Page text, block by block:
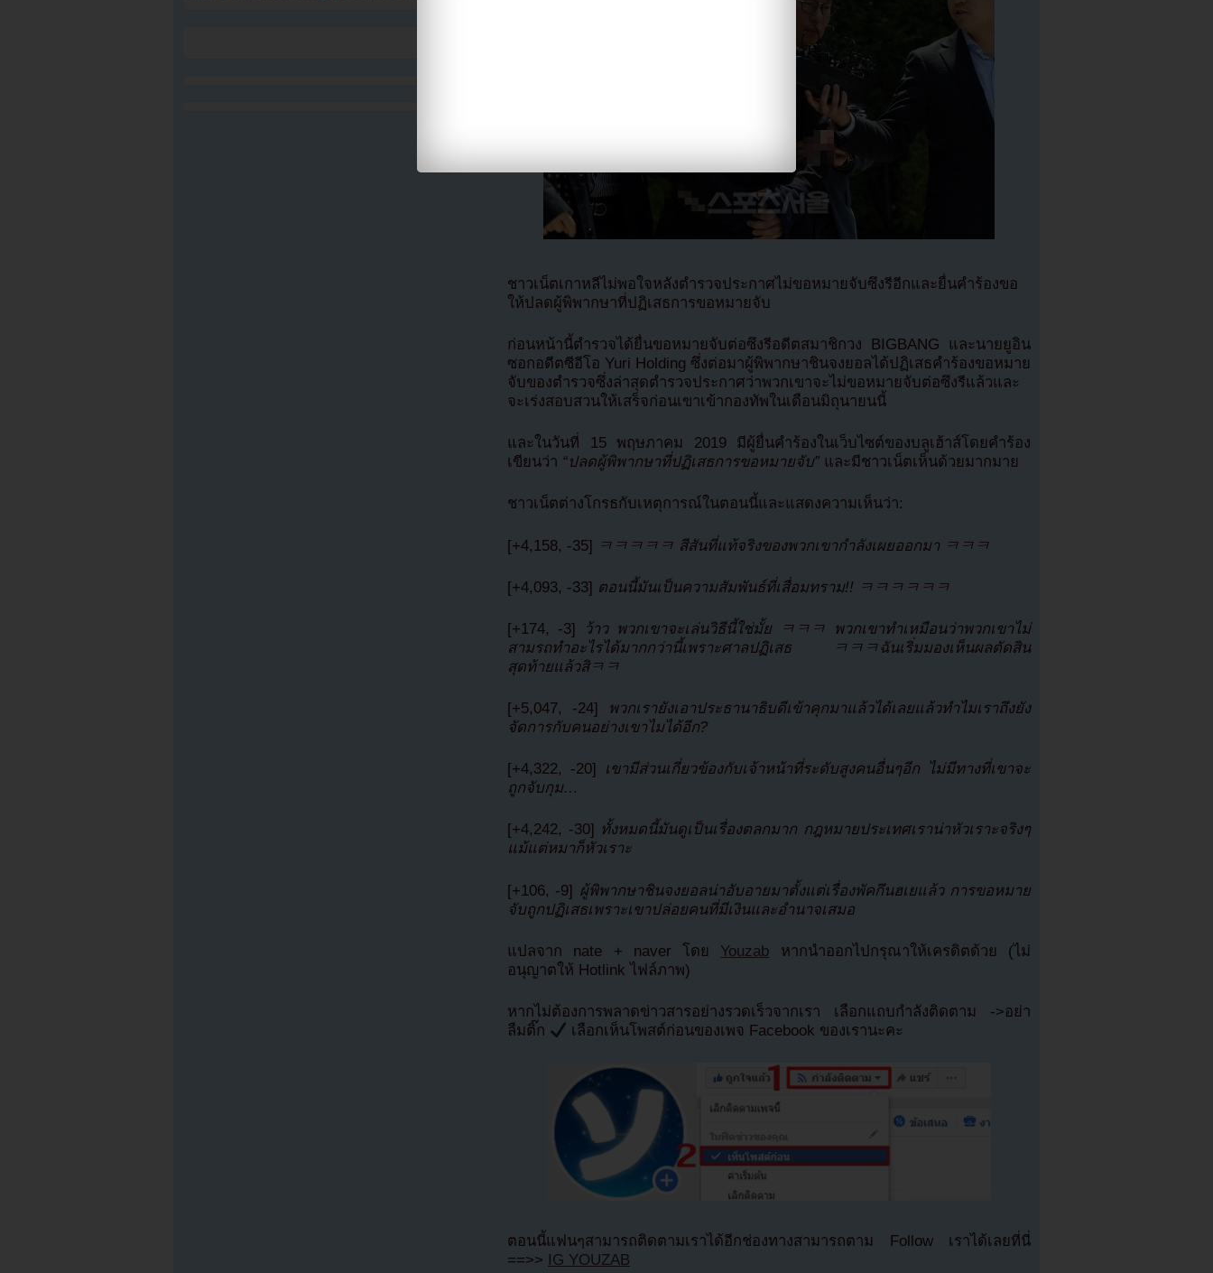
ชาวเน็ตเกาหลีไม่พอใจหลังตำรวจประกาศไม่ขอหมายจับซึงรีอีกและยื่นคำร้องขอ
ให้ปลดผู้พิพากษาที่ปฏิเสธการขอหมายจับ
ก่อนหน้านี้ตำรวจได้ยื่นขอหมายจับต่อซึงรีอดีตสมาชิกวง BIGBANG และนายยูอิน
ซอกอดีตซีอีโอ Yuri Holding ซึ่งต่อมาผู้พิพากษาชินจงยอลได้ปฏิเสธคำร้องขอหมาย
จับของตำรวจซึ่งล่าสุดตำรวจประกาศว่าพวกเขาจะไม่ขอหมายจับต่อซึงรีแล้วและ
จะเร่งสอบสวนให้เสร็จก่อนเขาเข้ากองทัพในเดือนมิถุนายนนี้
และในวันที่ 15 พฤษภาคม 2019 มีผู้ยื่นคำร้องในเว็บไซต์ของบลูเฮ้าส์โดยคำร้อง
เขียนว่า “ปลดผู้พิพากษาที่ปฏิเสธการขอหมายจับ” และมีชาวเน็ตเห็นด้วยมากมาย
ชาวเน็ตต่างโกรธกับเหตุการณ์ในตอนนี้และแสดงความเห็นว่า:
[+4,158, -35] ㅋㅋㅋㅋㅋ สีสันที่แท้จริงของพวกเขากำลังเผยออกมา ㅋㅋㅋ
[+4,093, -33] ตอนนี้มันเป็นความสัมพันธ์ที่เสื่อมทราม!! ㅋㅋㅋㅋㅋㅋ
[+174, -3]
ว้าว พวกเขาจะเล่นวิธีนี้ใช่มั้ย ㅋㅋㅋ พวกเขาทำเหมือนว่าพวกเขาไม่
สามรถทำอะไรได้มากกว่านี้เพราะศาลปฏิเสธ ㅋㅋㅋฉันเริ่มมองเห็นผลตัดสิน
สุดท้ายแล้วสิㅋㅋ
[+5,047, -24]
พวกเรายังเอาประธานาธิบดีเข้าคุกมาแล้วได้เลยแล้วทำไมเราถึงยัง
จัดการกับคนอย่างเขาไมได้อีก?
[+4,322, -20]
เขามีส่วนเกี่ยวข้องกับเจ้าหน้าที่ระดับสูงคนอื่นๆอีก ไม่มีทางที่เขาจะ
ถูกจับกุม…
[+4,242, -30] ทั้งหมดนี้มันดูเป็นเรื่องตลกมาก กฎหมายประเทศเราน่าหัวเราะจริงๆ
แม้แต่หมาก็หัวเราะ
[+106, -9] ผู้พิพากษาชินจงยอลน่าอับอายมาตั้งแต่เรื่องพัคกึนฮเยแล้ว การขอหมาย
จับถูกปฏิเสธเพราะเขาปล่อยคนที่มีเงินและอำนาจเสมอ
แปลจาก nate + naver โดย Youzab หากนำออกไปกรุณาให้เครดิตด้วย (ไม่
อนุญาตให้ Hotlink ไฟล์ภาพ)
หากไม่ต้องการพลาดข่าวสารอย่างรวดเร็วจากเรา เลือกแถบกำลังติดตาม ->อย่า
ลืมติ๊ก
เลือกเห็นโพสต์ก่อนของเพจ Facebook ของเรานะคะ
ตอนนี้แฟนๆสามารถติดตามเราได้อีกช่องทางสามารถตาม Follow เราได้เลยที่นี่
==>> IG YOUZAB